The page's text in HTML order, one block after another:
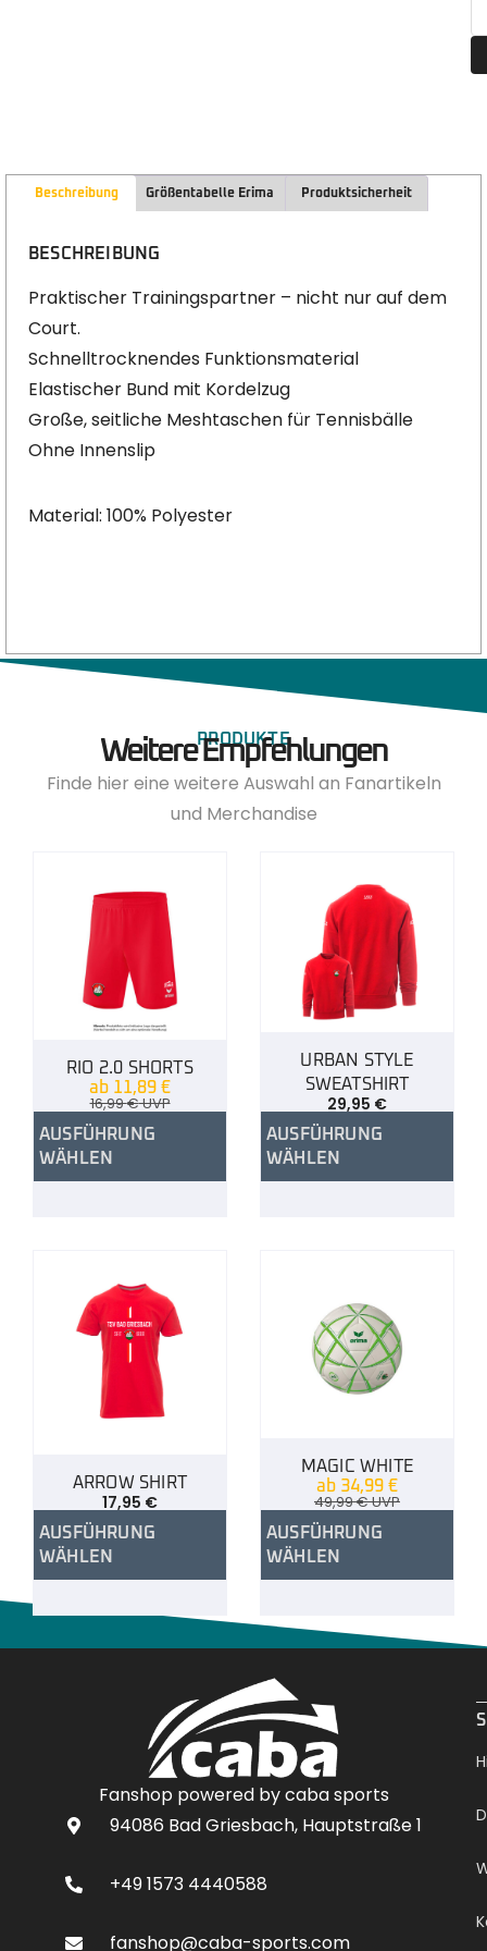
Beschreibung Größentabelle Erima Produktsicherheit
BESCHREIBUNG
Praktischer Trainingspartner – nicht nur auf dem
Court.
Schnelltrocknendes Funktionsmaterial
Elastischer Bund mit Kordelzug
Große, seitliche Meshtaschen für Tennisbälle
Ohne Innenslip
Material: 100% Polyester
PRODUKTE
Weitere Empfehlungen
Finde hier eine weitere Auswahl an Fanartikeln
und Merchandise
RIO 2.0 SHORTS
ab 11,89 €
16,99€UVP
AUSFÜHRUNG
WÄHLEN
URBAN STYLE
SWEATSHIRT
29,95 €
AUSFÜHRUNG
WÄHLEN
ARROW SHIRT
17,95 €
AUSFÜHRUNG
WÄHLEN
MAGIC WHITE
ab 34,99 €
49,99€UVP
AUSFÜHRUNG
WÄHLEN
Fanshop powered by caba sports
94086 Bad Griesbach, Hauptstraße 1
+49 1573 4440588
fanshop@caba-sports.com